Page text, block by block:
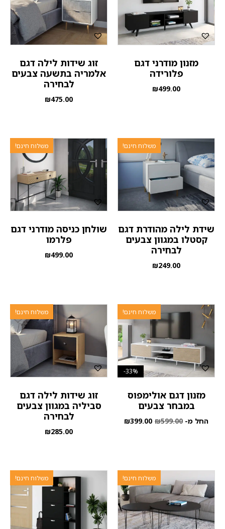
מזנון מודרני דגם
פלורידה
₪499.00
זוג שידות לילה דגם
אלמריה בתשעה צבעים
לבחירה
₪475.00
משלוח חינם!
שידת לילה מהודרת דגם
קסטלו במגוון צבעים
לבחירה
₪249.00
משלוח חינם!
שולחן כניסה מודרני דגם
פלרמו
₪499.00
משלוח חינם!
33%-
מזנון דגם אולימפוס
במבחר צבעים
החל מ- ₪599.00
₪399.00
משלוח חינם!
זוג שידות לילה דגם
סביליה במגוון צבעים
לבחירה
₪285.00
משלוח חינם! משלוח חינם!